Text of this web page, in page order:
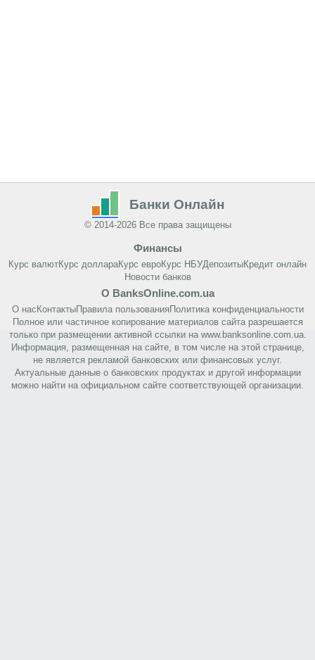
Банки Онлайн
© 2014-2026 Все права защищены
Финансы
Курс валютКурс доллараКурс евроКурс НБУДепозитыКредит онлайн
Новости банков
О BanksOnline.com.ua
О нас КонтактыПравила пользования Политика конфиденциальности
Полное или частичное копирование материалов сайта разрешается
только при размещении активной ссылки на www.banksonline.com.ua.
Информация, размещенная на сайте, в том числе на этой странице,
не является рекламой банковских или финансовых услуг.
Актуальные данные о банковских продуктах и другой информации
можно найти на официальном сайте соответствующей организации.